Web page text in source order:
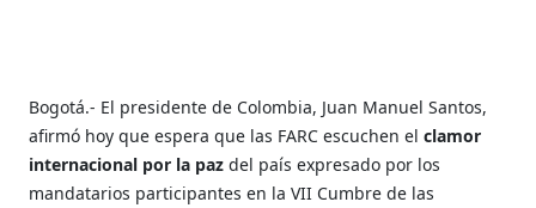
Bogotá.- El presidente de Colombia, Juan Manuel Santos,
afirmó hoy que espera que las FARC escuchen elclamor
internacional por la pazdel país expresado por los
mandatarios participantes en la VII Cumbre de las